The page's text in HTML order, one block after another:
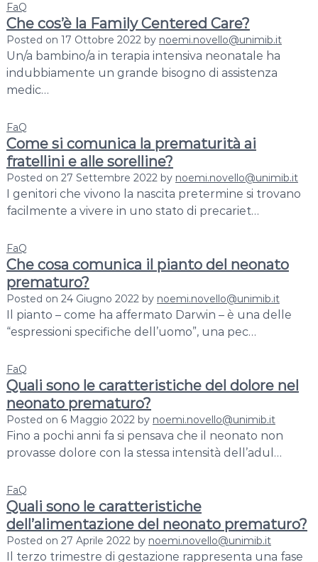
n
t
e
r
d
i
p
l
r
y
e
s
e
c
h
FaQ
Che cos’è la Family Centered Care?
Posted on 17 Ottobre 2022by noemi.novello@unimib.it
Un/a bambino/a in terapia intensiva neonatale ha
indubbiamente un grande bisogno di assistenza
medic…
FaQ
Come si comunica la prematurità ai
fratellini e alle sorelline?
Posted on 27 Settembre 2022by noemi.novello@unimib.it
I genitori che vivono la nascita pretermine si trovano
facilmente a vivere in uno stato di precariet…
FaQ
Che cosa comunica il pianto del neonato
prematuro?
Posted on 24 Giugno 2022by noemi.novello@unimib.it
Il pianto – come ha affermato Darwin – è una delle
“espressioni specifiche dell’uomo”, una pec…
FaQ
Quali sono le caratteristiche del dolore nel
neonato prematuro?
Posted on 6 Maggio 2022by noemi.novello@unimib.it
Fino a pochi anni fa si pensava che il neonato non
provasse dolore con la stessa intensità dell’adul…
FaQ
Quali sono le caratteristiche
dell’alimentazione del neonato prematuro?
Posted on 27 Aprile 2022by noemi.novello@unimib.it
Il terzo trimestre di gestazione rappresenta una fase